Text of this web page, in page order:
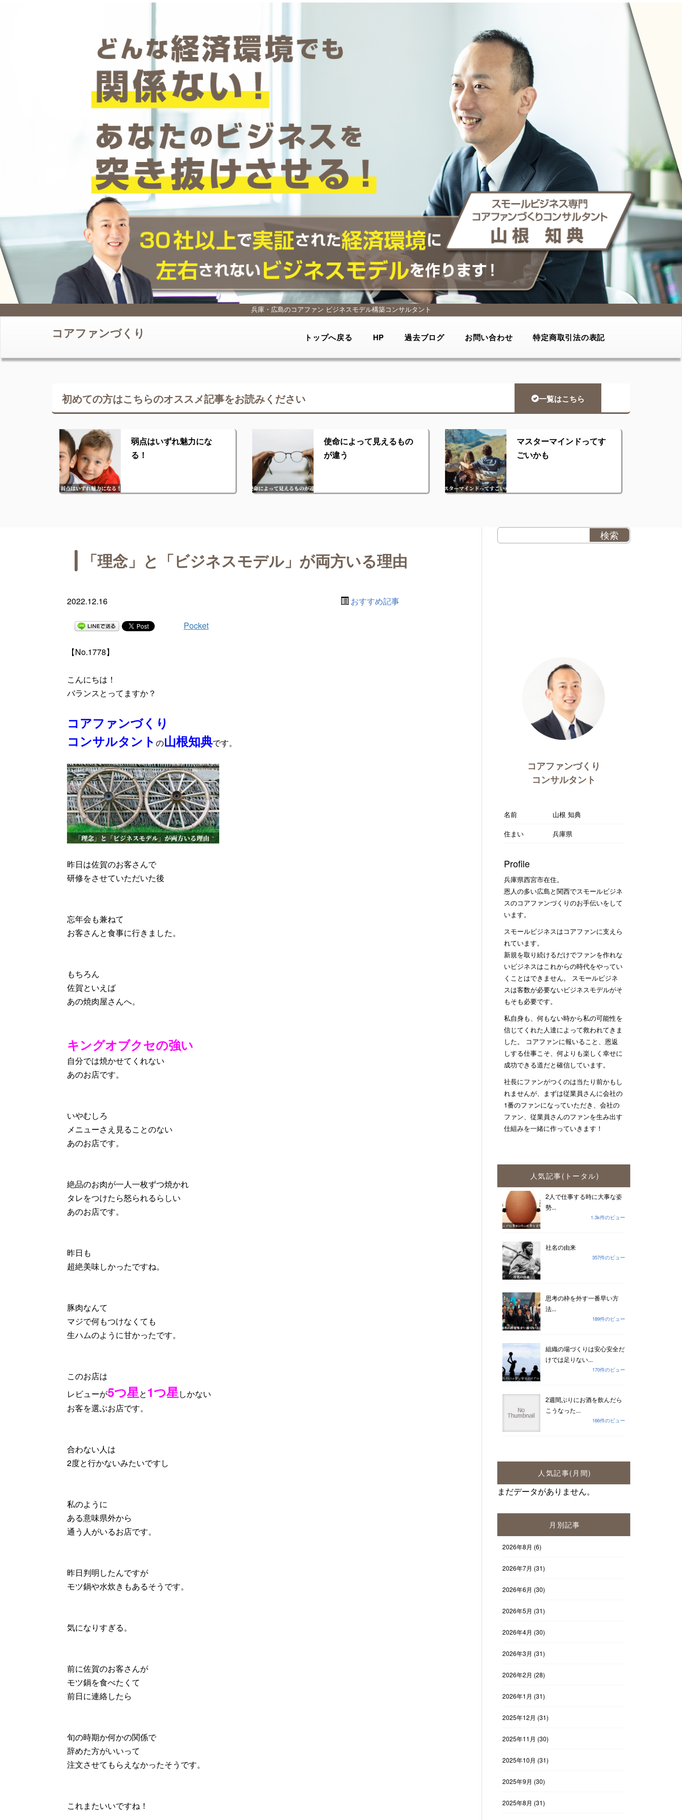
兵庫・広島のコアファン ビジネスモデル構築コンサルタント
コアファンづくり トップへ戻る HP 過去ブログ お問い合わせ 特定商取引法の表記
初めての方はこちらのオススメ記事をお読みください 一覧はこちら
弱点はいずれ魅力にな
る！
使命によって見えるもの
が違う
マスターマインドってす
ごいかも
「理念」と「ビジネスモデル」が両方いる理由
2022.12.16 おすすめ記事
Pocket
【No.1778】
こんにちは！
バランスとってますか？
コアファンづくり
コンサルタント の山根知典です。
昨日は佐賀のお客さんで
研修をさせていただいた後
忘年会も兼ねて
お客さんと食事に行きました。
もちろん
佐賀といえば
あの焼肉屋さんへ。
キングオブクセの強い
自分では焼かせてくれない
あのお店です。
いやむしろ
メニューさえ見ることのない
あのお店です。
絶品のお肉が一人一枚ずつ焼かれ
タレをつけたら怒られるらしい
あのお店です。
昨日も
超絶美味しかったですね。
豚肉なんて
マジで何もつけなくても
生ハムのように甘かったです。
このお店は
レビューが5つ星と1つ星 しかない
お客を選ぶお店です。
合わない人は
2度と行かないみたいですし
私のように
ある意味県外から
通う人がいるお店です。
昨日判明したんですが
モツ鍋や水炊きもあるそうです。
気になりすぎる。
前に佐賀のお客さんが
モツ鍋を食べたくて
前日に連絡したら
旬の時期か何かの関係で
辞めた方がいいって
注文させてもらえなかったそうです。
これまたいいですね！
コアファンづくり
コンサルタント
名前
山根 知典
住まい
兵庫県
Profile
兵庫県西宮市在住。
恩人の多い広島と関西でスモールビジネ
スのコアファンづくりのお手伝いをして
います。
スモールビジネスはコアファンに支えら
れています。
新規を取り続けるだけでファンを作れな
いビジネスはこれからの時代をやってい
くことはできません。 スモールビジネ
スは客数が必要ないビジネスモデルがそ
もそも必要です。
私自身も、何もない時から私の可能性を
信じてくれた人達によって救われてきま
した。 コアファンに報いること、恩返
しする仕事こそ、何よりも楽しく幸せに
成功できる道だと確信しています。
社長にファンがつくのは当たり前かもし
れませんが、まずは従業員さんに会社の
1番のファンになっていただき、会社の
ファン、従業員さんのファンを生み出す
仕組みを一緒に作っていきます！
人気記事(トータル)
2人で仕事する時に大事な姿
勢...
1.3k件のビュー
社名の由来
357件のビュー
思考の枠を外す一番早い方
法...
189件のビュー
組織の場づくりは安心安全だ
けでは足りない...
170件のビュー
2週間ぶりにお酒を飲んだら
こうなった...
166件のビュー
人気記事(月間)
まだデータがありません。
月別記事
2026年8月 (6)
2026年7月 (31)
2026年6月 (30)
2026年5月 (31)
2026年4月 (30)
2026年3月 (31)
2026年2月 (28)
2026年1月 (31)
2025年12月 (31)
2025年11月 (30)
2025年10月 (31)
2025年9月 (30)
2025年8月 (31)